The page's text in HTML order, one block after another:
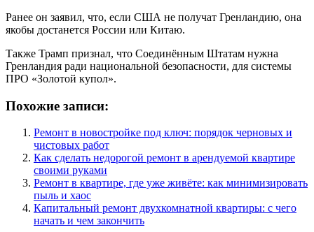
Ранее он заявил, что, если США не получат Гренландию, она
якобы достанется России или Китаю.
Также Трамп признал, что Соединённым Штатам нужна
Гренландия ради национальной безопасности, для системы
ПРО «Золотой купол».
Похожие записи:
Ремонт в новостройке под ключ: порядок черновых и
чистовых работ
Как сделать недорогой ремонт в арендуемой квартире
своими руками
Ремонт в квартире, где уже живёте: как минимизировать
пыль и хаос
Капитальный ремонт двухкомнатной квартиры: с чего
начать и чем закончить